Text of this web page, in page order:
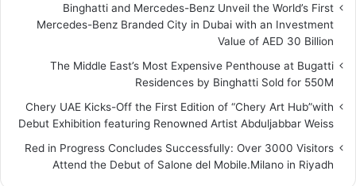
Binghatti and Mercedes-Benz Unveil the World’s First
Mercedes-Benz Branded City in Dubai with an Investment
Value of AED 30 Billion
The Middle East’s Most Expensive Penthouse at Bugatti
Residences by Binghatti Sold for 550M
Chery UAE Kicks-Off the First Edition of “Chery Art Hub”with
Debut Exhibition featuring Renowned Artist Abduljabbar Weiss
Red in Progress Concludes Successfully: Over 3000 Visitors
Attend the Debut of Salone del Mobile.Milano in Riyadh